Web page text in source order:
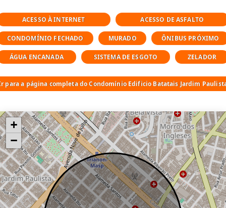
ACESSO À INTERNET ACESSO DE ASFALTO
CONDOMÍNIO FECHADO MURADO ÔNIBUS PRÓXIMO
ÁGUA ENCANADA SISTEMA DE ESGOTO ZELADOR
para a página completa do Condomínio Edificio Batatais Jardim
+
−